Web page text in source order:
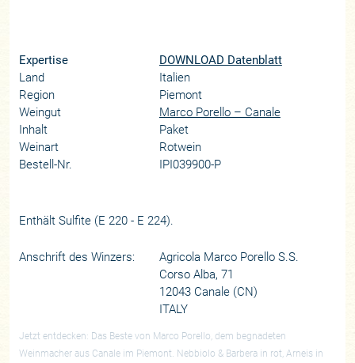
Expertise
DOWNLOAD Datenblatt
Land
Italien
Region
Piemont
Weingut
Marco Porello – Canale
Inhalt
Paket
Weinart
Rotwein
Bestell-Nr.
IPI039900-P
Enthält Sulfite (E 220 - E 224).
Anschrift des Winzers:
Agricola Marco Porello S.S.
Corso Alba, 71
12043 Canale (CN)
ITALY
Jetzt entdecken: Das Beste von Marco Porello, dem begnadeten
Weinmacher aus Canale im Piemont. Nebbiolo & Barbera in rot, Arneis in